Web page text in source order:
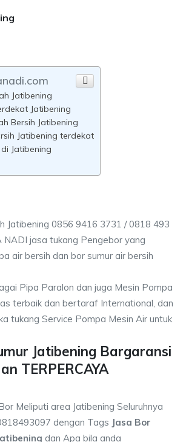
Jatibening
Jatibening
Bersih Jatibening
Jatibening terdekat
Jatibening
Jatibening 0856 9416 3731 / 0818 493
jasa tukang Pengebor yang
air bersih dan bor sumur air bersih
Pipa Paralon dan juga Mesin Pompa
terbaik dan bertaraf International, dan
tukang Service Pompa Mesin Air untuk
Jatibening Bargaransi
TERPERCAYA
Meliputi area Jatibening Seluruhnya
dengan Tags Jasa Bor
dan Apa bila anda